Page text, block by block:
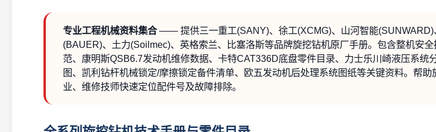
专业工程机械资料集合—— 提供三一重工(SANY)、徐工(XCMG)、山河智能(SUNWARD)
(BAUER)、土力(Soilmec)、英格索兰、比塞洛斯等品牌旋挖钻机原厂手册。包含整机安全
范、康明斯QSB6.7发动机维修数据、卡特CAT336D底盘零件目录、力士乐川崎液压系统
图、凯利钻杆机械锁定/摩擦锁定备件清单、欧五发动机后处理系统图纸等关键资料。帮助
业、维修技师快速定位配件号及故障排除。